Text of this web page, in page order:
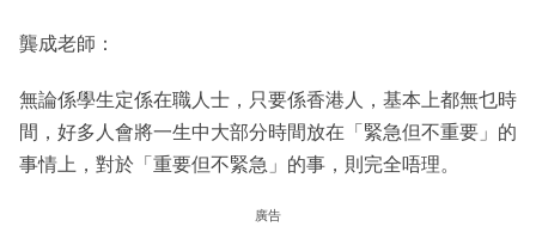
龔成老師：
無論係學生定係在職人士，只要係香港人，基本上都無乜時
間，好多人會將一生中大部分時間放在「緊急但不重要」的
事情上，對於「重要但不緊急」的事，則完全唔理。
廣告